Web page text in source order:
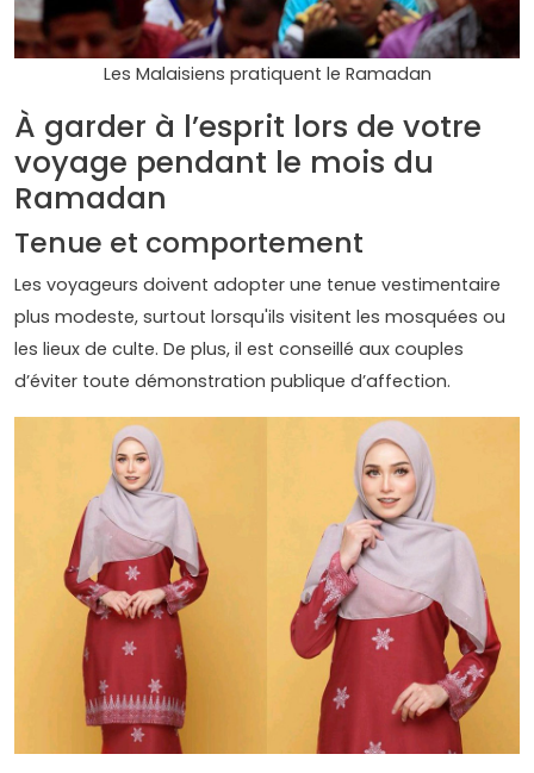
Les Malaisiens pratiquent le Ramadan
À garder à l’esprit lors de votre
voyage pendant le mois du
Ramadan
Tenue et comportement
Les voyageurs doivent adopter une tenue vestimentaire
plus modeste, surtout lorsqu'ils visitent les mosquées ou
les lieux de culte. De plus, il est conseillé aux couples
d’éviter toute démonstration publique d’affection.